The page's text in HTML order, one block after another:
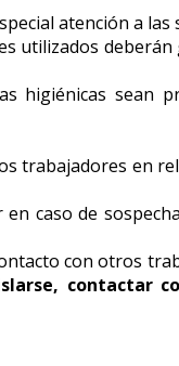
atención a las
utilizados
higiénicas sean
trabajadores en
caso de
con otros
contactar